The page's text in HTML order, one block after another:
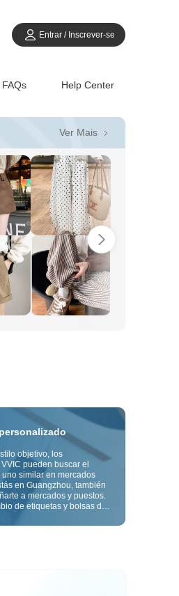
Entrar / Inscrever-se
FAQs Help Center
Ver Mais 
objetivo, los
pueden buscar el
similar en mercados
en Guangzhou, también
a mercados y puestos.
de etiquetas y bolsas de
para que tu compra sea